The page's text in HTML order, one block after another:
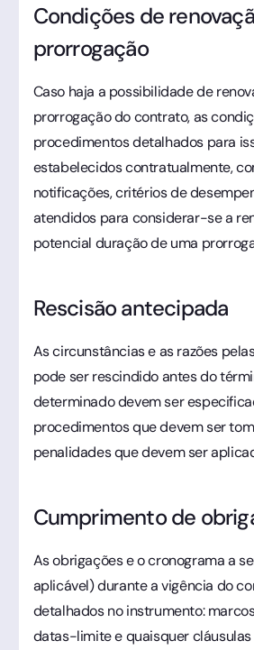
Condições de
prorrogação
Caso haja a possibilidade de
prorrogação do contrato, as
procedimentos detalhados para
estabelecidos contratualmente,
notificações, critérios de
atendidos para considerar-se a
potencial duração de uma
Rescisão antecipada
As circunstâncias e as razões
pode ser rescindido antes do
determinado devem ser
procedimentos que devem ser
penalidades que devem ser
Cumprimento de
As obrigações e o cronograma a
aplicável) durante a vigência do
detalhados no instrumento:
datas-limite e quaisquer